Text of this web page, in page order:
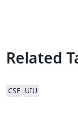
Related
CSE UIU